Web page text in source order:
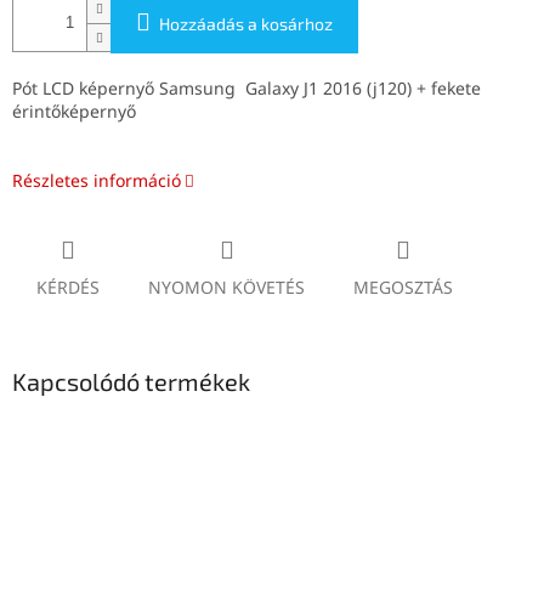
Hozzáadás a kosárhoz
Pót LCD képernyő Samsung Galaxy J1 2016 (j120) + fekete
érintőképernyő
Részletes információ
KÉRDÉS NYOMON KÖVETÉS MEGOSZTÁS
Kapcsolódó termékek